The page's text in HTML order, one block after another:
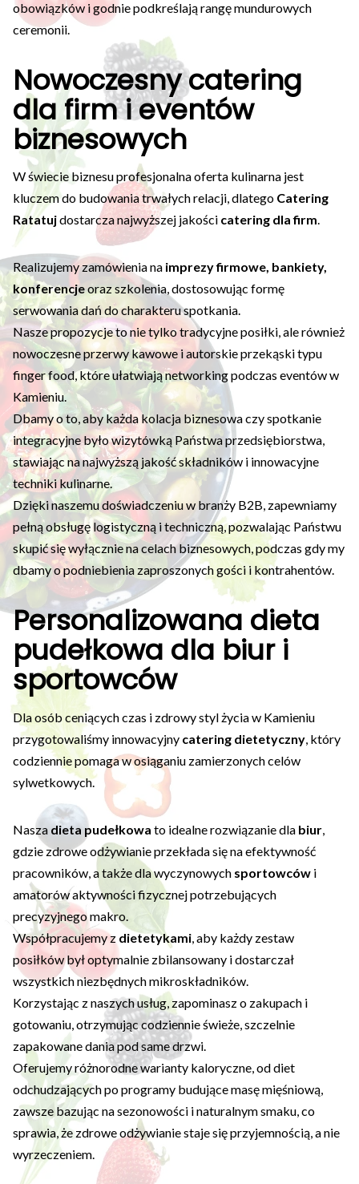
obowiązków i godnie podkreślają rangę mundurowych
ceremonii.
Nowoczesny catering
dla firm i eventów
biznesowych
W świecie biznesu profesjonalna oferta kulinarna jest
kluczem do budowania trwałych relacji, dlatego Catering
Ratatujdostarcza najwyższej jakości catering dla firm.
Realizujemy zamówienia na imprezy firmowe, bankiety,
konferencjeoraz szkolenia, dostosowując formę
serwowania dań do charakteru spotkania.
Nasze propozycje to nie tylko tradycyjne posiłki, ale również
nowoczesne przerwy kawowe i autorskie przekąski typu
finger food, które ułatwiają networking podczas eventów w
Kamieniu.
Dbamy o to, aby każda kolacja biznesowa czy spotkanie
integracyjne było wizytówką Państwa przedsiębiorstwa,
stawiając na najwyższą jakość składników i innowacyjne
techniki kulinarne.
Dzięki naszemu doświadczeniu w branży B2B, zapewniamy
pełną obsługę logistyczną i techniczną, pozwalając Państwu
skupić się wyłącznie na celach biznesowych, podczas gdy my
dbamy o podniebienia zaproszonych gości i kontrahentów.
Personalizowana dieta
pudełkowa dla biur i
sportowców
Dla osób ceniących czas i zdrowy styl życia w Kamieniu
przygotowaliśmy innowacyjny catering dietetyczny , który
codziennie pomaga w osiąganiu zamierzonych celów
sylwetkowych.
Nasza dieta pudełkowa to idealne rozwiązanie dla biur
gdzie zdrowe odżywianie przekłada się na efektywność
pracowników, a także dla wyczynowych sportowców i
amatorów aktywności fizycznej potrzebujących
precyzyjnego makro.
Współpracujemy z dietetykami , aby każdy zestaw
posiłków był optymalnie zbilansowany i dostarczał
wszystkich niezbędnych mikroskładników.
Korzystając z naszych usług, zapominasz o zakupach i
gotowaniu, otrzymując codziennie świeże, szczelnie
zapakowane dania pod same drzwi.
Oferujemy różnorodne warianty kaloryczne, od diet
odchudzających po programy budujące masę mięśniową,
zawsze bazując na sezonowości i naturalnym smaku, co
sprawia, że zdrowe odżywianie staje się przyjemnością, a nie
wyrzeczeniem.